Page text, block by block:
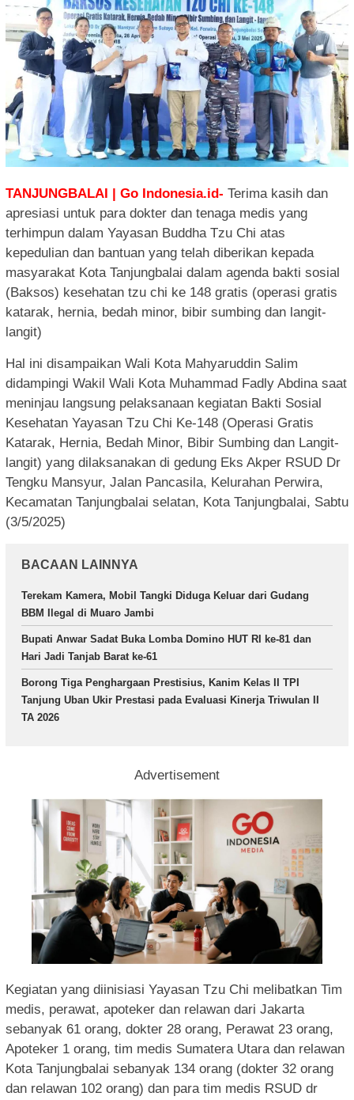
TANJUNGBALAI | Go Indonesia.id- Terima kasih dan
apresiasi untuk para dokter dan tenaga medis yang
terhimpun dalam Yayasan Buddha Tzu Chi atas
kepedulian dan bantuan yang telah diberikan kepada
masyarakat Kota Tanjungbalai dalam agenda bakti sosial
(Baksos) kesehatan tzu chi ke 148 gratis (operasi gratis
katarak, hernia, bedah minor, bibir sumbing dan langit-
langit)
Hal ini disampaikan Wali Kota Mahyaruddin Salim
didampingi Wakil Wali Kota Muhammad Fadly Abdina saat
meninjau langsung pelaksanaan kegiatan Bakti Sosial
Kesehatan Yayasan Tzu Chi Ke-148 (Operasi Gratis
Katarak, Hernia, Bedah Minor, Bibir Sumbing dan Langit-
langit) yang dilaksanakan di gedung Eks Akper RSUD Dr
Tengku Mansyur, Jalan Pancasila, Kelurahan Perwira,
Kecamatan Tanjungbalai selatan, Kota Tanjungbalai, Sabtu
(3/5/2025)
BACAAN LAINNYA
Terekam Kamera, Mobil Tangki Diduga Keluar dari Gudang
BBM Ilegal di Muaro Jambi
Bupati Anwar Sadat Buka Lomba Domino HUT RI ke-81 dan
Hari Jadi Tanjab Barat ke-61
Borong Tiga Penghargaan Prestisius, Kanim Kelas II TPI
Tanjung Uban Ukir Prestasi pada Evaluasi Kinerja Triwulan II
TA 2026
Advertisement
Kegiatan yang diinisiasi Yayasan Tzu Chi melibatkan Tim
medis, perawat, apoteker dan relawan dari Jakarta
sebanyak 61 orang, dokter 28 orang, Perawat 23 orang,
Apoteker 1 orang, tim medis Sumatera Utara dan relawan
Kota Tanjungbalai sebanyak 134 orang (dokter 32 orang
dan relawan 102 orang) dan para tim medis RSUD dr